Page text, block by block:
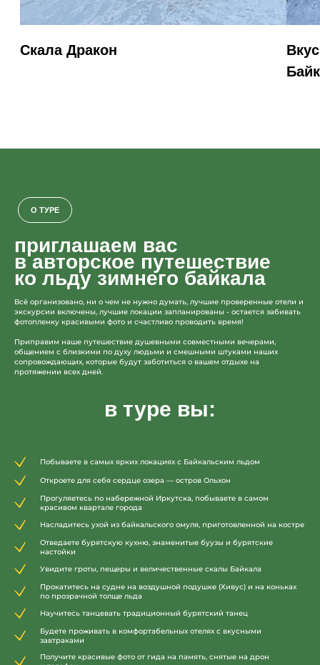
приглашаем вас
в авторское путешествие
ко льду зимнего байкала
Всё организовано, ни о чем не нужно думать, лучшие проверенные отели и
экскурсии включены, лучшие локации запланированы - остается забивать
фотопленку красивыми фото и счастливо проводить время!
Приправим наше путешествие душевными совместными вечерами,
общением с близкими по духу людьми и смешными штуками наших
сопровождающих, которые будут заботиться о вашем отдыхе на
протяжении всех дней.
в туре вы:
Побываете в самых ярких локациях с Байкальским льдом
Откроете для себя сердце озера — остров Ольхон
Прогуляетесь по набережной Иркутска, побываете в самом
красивом квартале города
Насладитесь ухой из байкальского омуля, приготовленной на костре
Отведаете бурятскую кухню, знаменитые буузы и бурятские
настойки
Увидите гроты, пещеры и величественные скалы Байкала
Прокатитесь на судне на воздушной подушке (Хивус) и на коньках
по прозрачной толще льда
Научитесь танцевать традиционный бурятский танец
Будете проживать в комфортабельных отелях с вкусными
завтраками
Получите красивые фото от гида на память, снятые на дрон
краткая
тура